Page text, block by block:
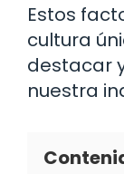
Estos
cultura
destacar
nuestra